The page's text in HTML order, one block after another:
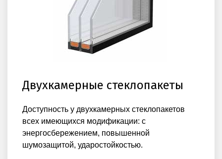
Двухкамерные стеклопакеты
Доступность у двухкамерных стеклопакетов
всех имеющихся модификации: с
энергосбережением, повышенной
шумозащитой, ударостойкостью.